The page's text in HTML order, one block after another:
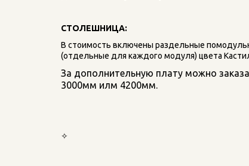
СТОЛЕШНИЦА:
В стоимость включены раздельные
(отдельные для каждого модуля) цвета
За дополнительную плату можно
3000мм илм 4200мм.
✧